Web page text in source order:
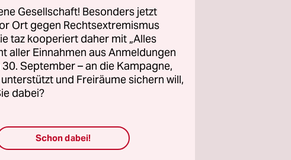
neue
für
der
es schwerer
wenn
Gesellschaft! Besonders jetzt
Ort gegen Rechtsextremismus
taz kooperiert daher mit „Alles
aller Einnahmen aus Anmeldungen
September – an die Kampagne,
und Freiräume sichern will,
dabei?
Schon dabei!